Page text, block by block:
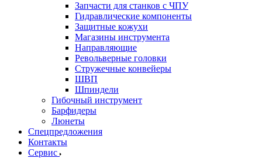
Запчасти для станков с ЧПУ
Гидравлические компоненты
Защитные кожухи
Магазины инструмента
Направляющие
Револьверные головки
Стружечные конвейеры
ШВП
Шпиндели
Гибочный инструмент
Барфидеры
Люнеты
Спецпредложения
Контакты
Сервис